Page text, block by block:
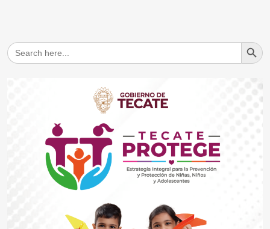
Search
for:
Search